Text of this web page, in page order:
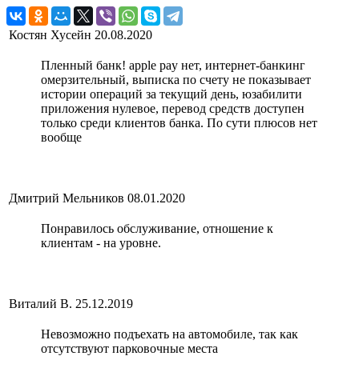
Костян Хусейн 20.08.2020
Пленный банк! apple pay нет, интернет-банкинг
омерзительный, выписка по счету не показывает
истории операций за текущий день, юзабилити
приложения нулевое, перевод средств доступен
только среди клиентов банка. По сути плюсов нет
вообще
Дмитрий Мельников 08.01.2020
Понравилось обслуживание, отношение к
клиентам - на уровне.
Виталий В. 25.12.2019
Невозможно подъехать на автомобиле, так как
отсутствуют парковочные места